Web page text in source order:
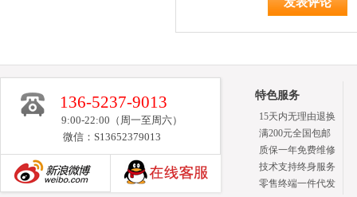
136-5237-9013
9:00-22:00（周一至周六）
微信：S13652379013
特色服务
15天内无理由退换
满200元全国包邮
质保一年免费维修
技术支持终身服务
零售终端一件代发